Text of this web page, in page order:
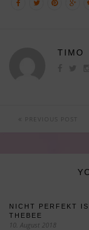
TIMO
PREVIOUS POST
NICHT PERFEKT
THEBEE
10. August 2018